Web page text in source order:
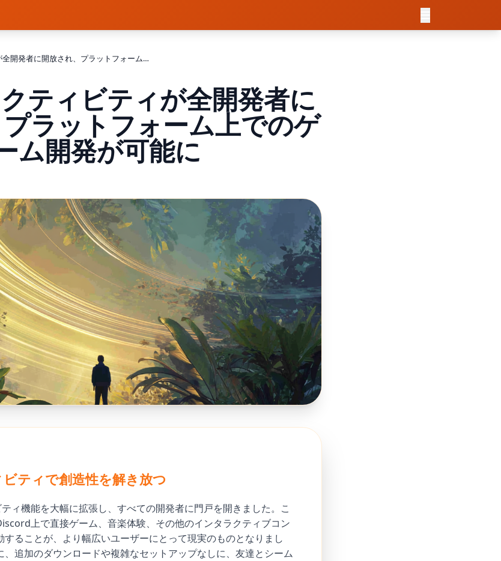
Discordアクティビティが全開発者に開放され、プラットフォーム上でのゲーム開発が可能に
ティビティが全開発者に
ラットフォーム上でのゲ
ム開発が可能に
ティで創造性を解き放つ
ィ機能を大幅に拡張し、すべての開発者に門戸を開きました。こ
上で直接ゲーム、音楽体験、その他のインタラクティブコン
することが、より幅広いユーザーにとって現実のものとなりまし
、追加のダウンロードや複雑なセットアップなしに、友達とシーム